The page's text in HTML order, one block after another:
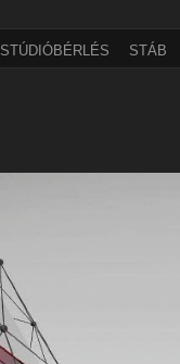
STÚDIÓBÉRLÉS STÁB